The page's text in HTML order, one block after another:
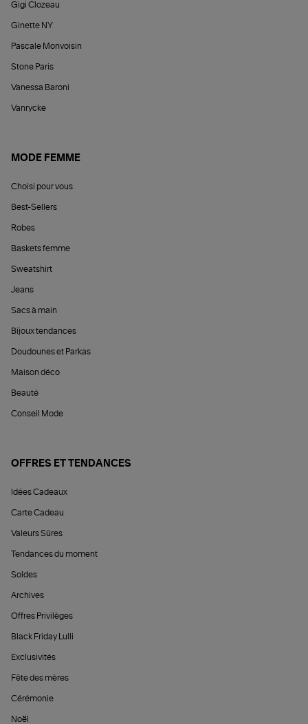
Gigi Clozeau
Ginette NY
Pascale Monvoisin
Stone Paris
Vanessa Baroni
Vanrycke
MODE FEMME
Choisi pour vous
Best-Sellers
Robes
Baskets femme
Sweatshirt
Jeans
Sacs à main
Bijoux tendances
Doudounes et Parkas
Maison déco
Beauté
Conseil Mode
OFFRES ET TENDANCES
Idées Cadeaux
Carte Cadeau
Valeurs Sûres
Tendances du moment
Soldes
Archives
Offres Privilèges
Black Friday Lulli
Exclusivités
Fête des mères
Cérémonie
Noël